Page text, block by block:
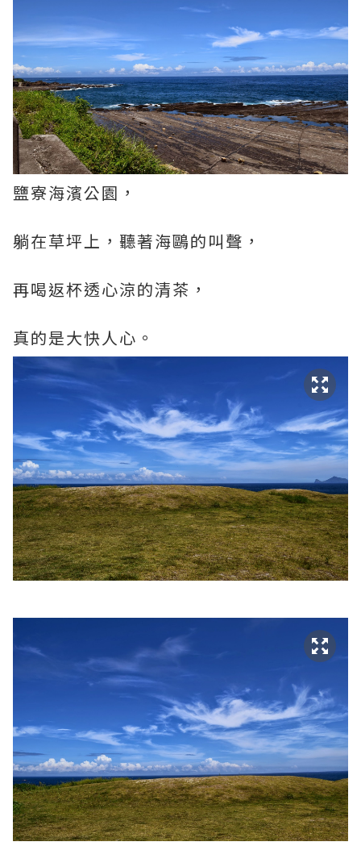
鹽寮海濱公園，
躺在草坪上，聽著海鷗的叫聲，
再喝返杯透心涼的清茶，
真的是大快人心。